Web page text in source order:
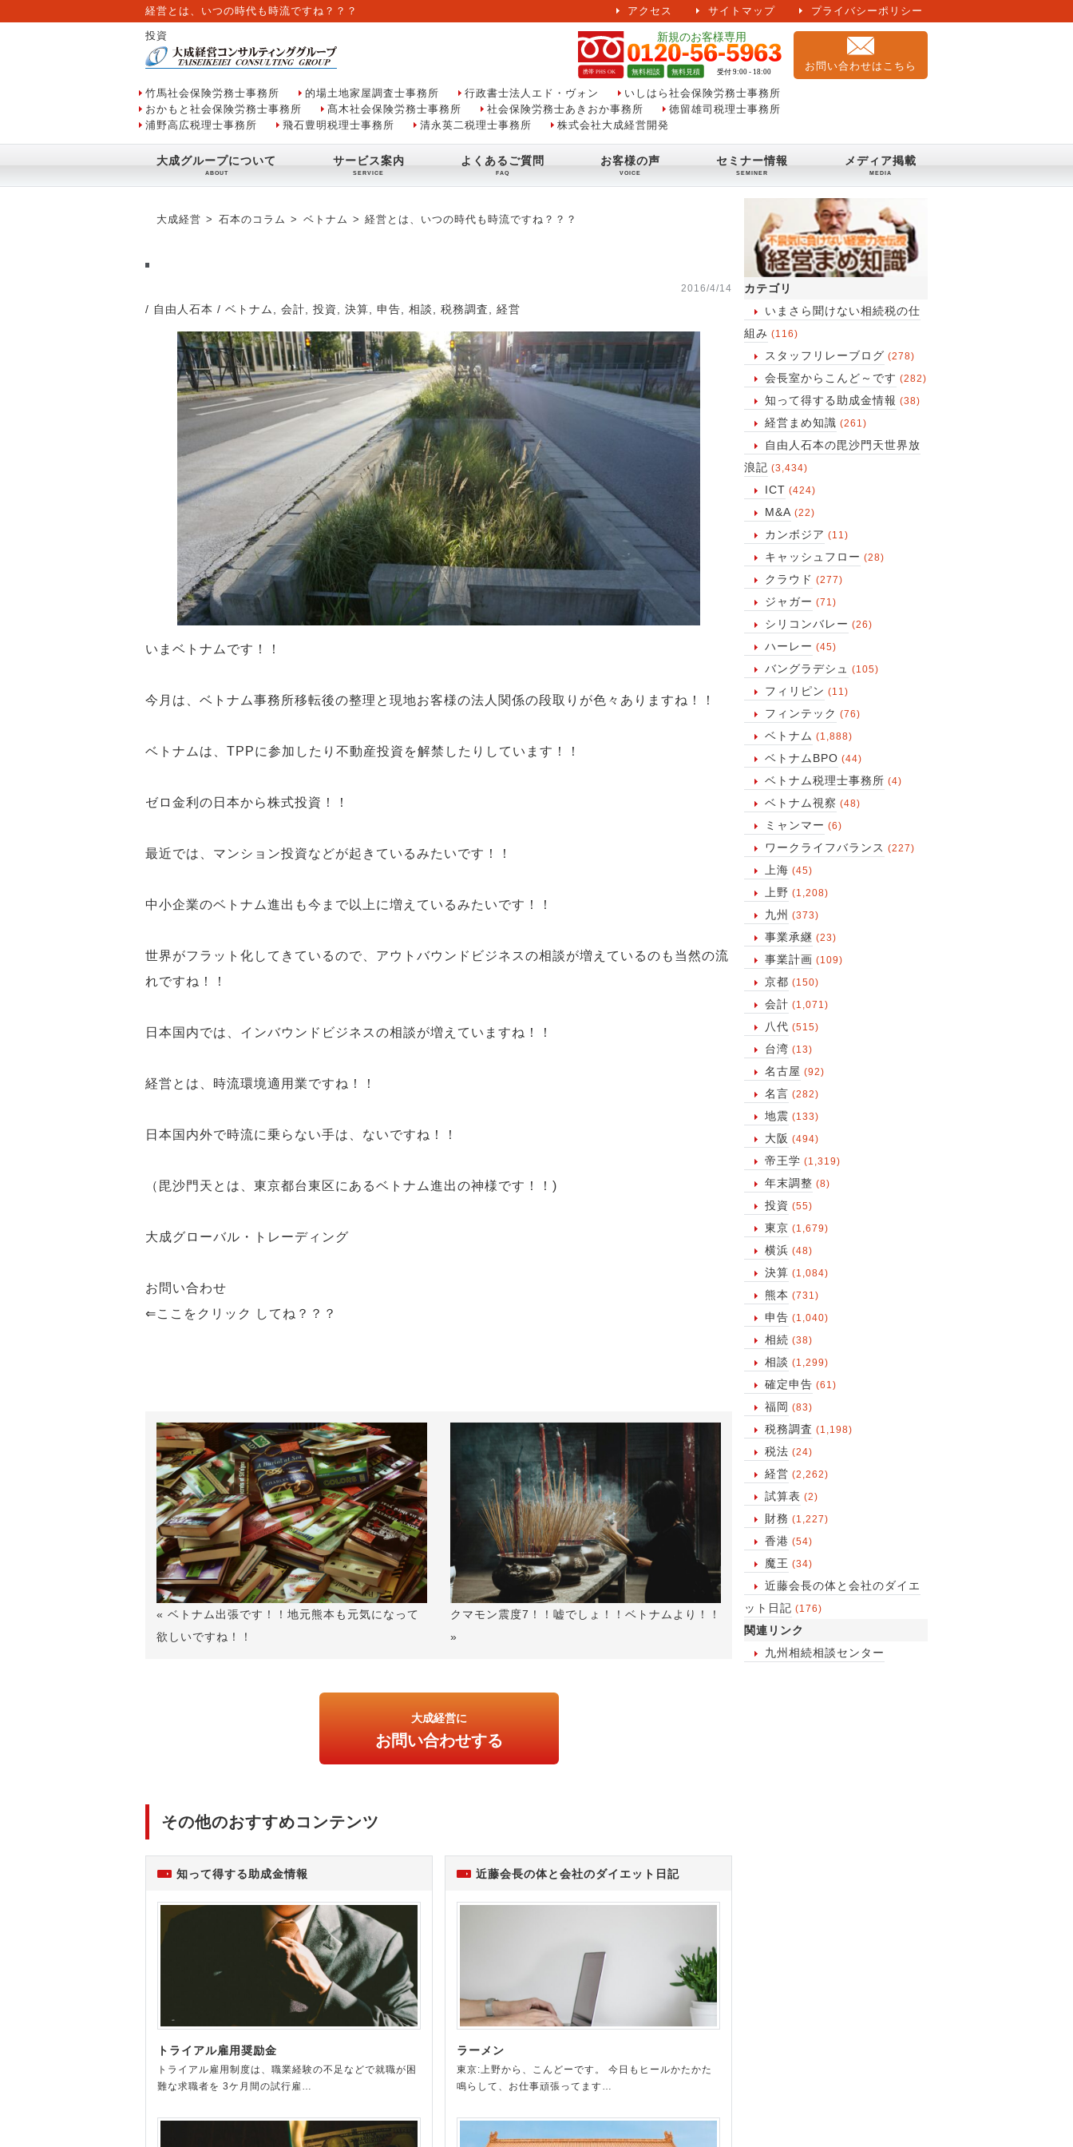
経営とは、いつの時代も時流ですね？？？ アクセス サイトマップ プライバシーポリシー
投資
お問い合わせはこちら
竹馬社会保険労務士事務所 的場土地家屋調査士事務所 行政書士法人エド・ヴォン
いしはら社会保険労務士事務所
おかもと社会保険労務士事務所
髙木社会保険労務士事務所 社会保険労務士あきおか事務所
徳留雄司税理士事務所
浦野高広税理士事務所
飛石豊明税理士事務所 清永英二税理士事務所 株式会社大成経営開発
大成グループについて サービス案内 よくあるご質問 お客様の声 セミナー情報 メディア掲載
カテゴリ
いまさら聞けない相続税の仕
組み (116)
スタッフリレーブログ (278)
会長室からこんど～です (282)
知って得する助成金情報 (38)
経営まめ知識 (261)
自由人石本の毘沙門天世界放
浪記 (3,434)
ICT (424)
M&A (22)
カンボジア (11)
キャッシュフロー (28)
クラウド (277)
ジャガー (71)
シリコンバレー (26)
ハーレー (45)
バングラデシュ (105)
フィリピン (11)
フィンテック (76)
ベトナム (1,888)
ベトナムBPO (44)
ベトナム税理士事務所 (4)
ベトナム視察 (48)
ミャンマー (6)
ワークライフバランス (227)
上海 (45)
上野 (1,208)
九州 (373)
事業承継 (23)
事業計画 (109)
京都 (150)
会計 (1,071)
八代 (515)
台湾 (13)
名古屋 (92)
名言 (282)
地震 (133)
大阪 (494)
帝王学 (1,319)
年末調整 (8)
投資 (55)
東京 (1,679)
横浜 (48)
決算 (1,084)
熊本 (731)
申告 (1,040)
相続 (38)
相談 (1,299)
確定申告 (61)
福岡 (83)
税務調査 (1,198)
税法 (24)
経営 (2,262)
試算表 (2)
財務 (1,227)
香港 (54)
魔王 (34)
近藤会長の体と会社のダイエ
ット日記 (176)
関連リンク
九州相続相談センター
大成経営 石本のコラム ベトナム 経営とは、いつの時代も時流ですね？？？
2016/4/14
/ 自由人石本 / ベトナム 会計 投資 決算 申告 相談 税務調査 経営
いまベトナムです！！
今月は、ベトナム事務所移転後の整理と現地お客様の法人関係の段取りが色々ありますね！！
ベトナムは、 TPPに参加したり 不動産投資を解禁 したりしています！！
ゼロ金利の日本から株式投資！！
最近では、 マンション投資などが起きているみたいです！！
中小企業のベトナム進出も今まで以上に増えているみたいです！！
世界がフラット化 してきているので、 アウトバウンドビジネスの相談が増えているのも当然の流
れですね！！
日本国内では、 インバウンドビジネスの相談が増えて いますね！！
経営とは、時流環境適用業ですね！！
日本国内外で時流に乗らない手は、ないですね！！
（毘沙門天とは、東京都台東区にあるベトナム進出の神様です！！)
大成グローバル・トレーディング
お問い合わせ
⇐ここをクリック してね？？？
« ベトナム出張です！！地元熊本も元気になって
欲しいですね！！
クマモン震度7！！嘘でしょ！！ベトナムより！！
»
大成経営に
お問い合わせする
その他のおすすめコンテンツ
知って得する助成金情報
トライアル雇用奨励金
トライアル雇用制度は、職業経験の不足などで就職が困
難な求職者を 3ケ月間の試行雇…
近藤会長の体と会社のダイエット日記
ラーメン
東京:上野から、こんどーです。 今日もヒールかたかた
鳴らして、お仕事頑張ってます…